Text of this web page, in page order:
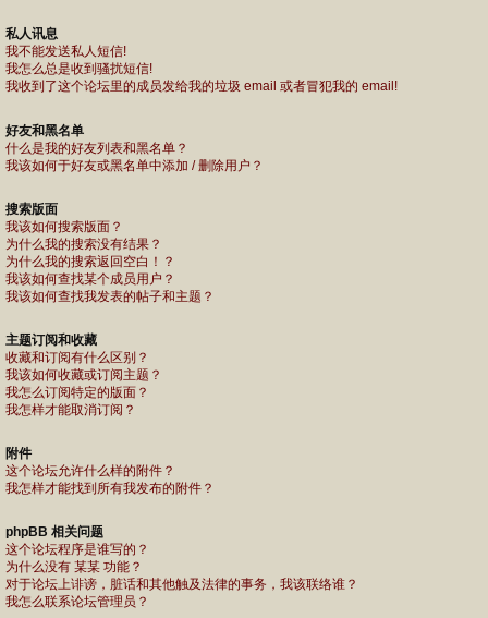
私人讯息
我不能发送私人短信!
我怎么总是收到骚扰短信!
我收到了这个论坛里的成员发给我的垃圾 email 或者冒犯我的 email!
好友和黑名单
什么是我的好友列表和黑名单？
我该如何于好友或黑名单中添加 / 删除用户？
搜索版面
我该如何搜索版面？
为什么我的搜索没有结果？
为什么我的搜索返回空白！？
我该如何查找某个成员用户？
我该如何查找我发表的帖子和主题？
主题订阅和收藏
收藏和订阅有什么区别？
我该如何收藏或订阅主题？
我怎么订阅特定的版面？
我怎样才能取消订阅？
附件
这个论坛允许什么样的附件？
我怎样才能找到所有我发布的附件？
phpBB 相关问题
这个论坛程序是谁写的？
为什么没有 某某 功能？
对于论坛上诽谤，脏话和其他触及法律的事务，我该联络谁？
我怎么联系论坛管理员？